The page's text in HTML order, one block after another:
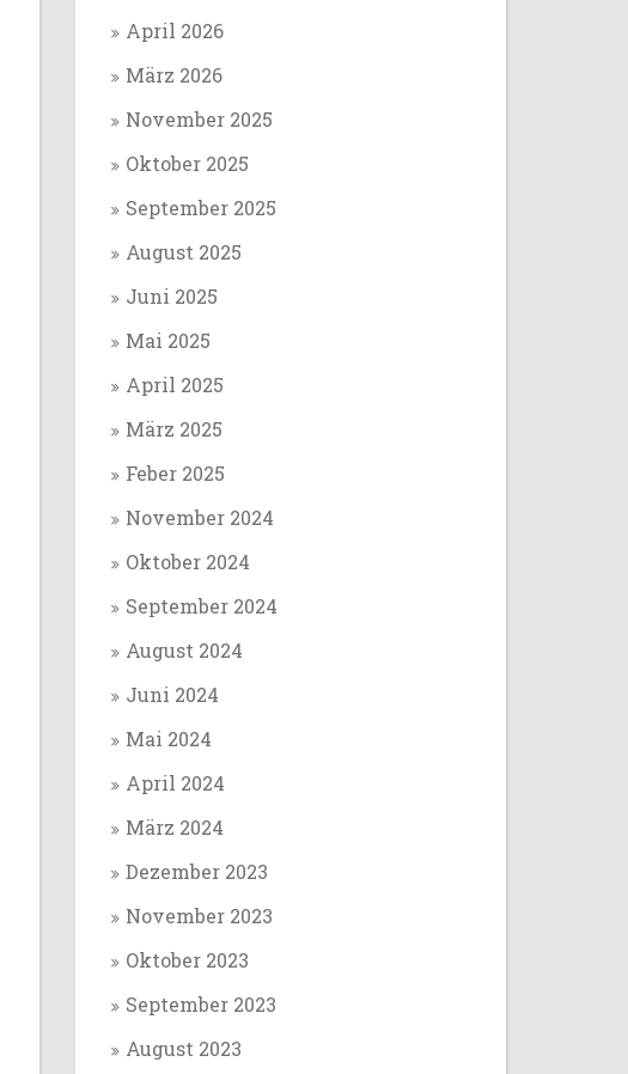
April 2026
März 2026
November 2025
Oktober 2025
September 2025
August 2025
Juni 2025
Mai 2025
April 2025
März 2025
Feber 2025
November 2024
Oktober 2024
September 2024
August 2024
Juni 2024
Mai 2024
April 2024
März 2024
Dezember 2023
November 2023
Oktober 2023
September 2023
August 2023